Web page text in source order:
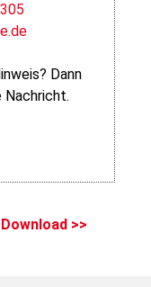
Dann
Nachricht.
>>